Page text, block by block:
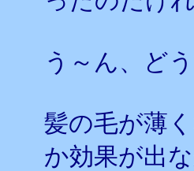
う～ん、ど
髪の毛が薄
か効果が出